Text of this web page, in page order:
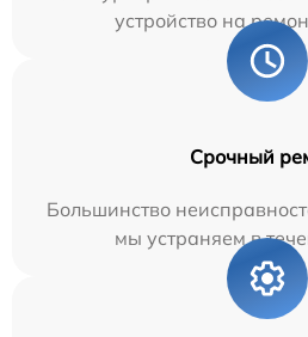
устройство на
Срочный
Большинство
мы устраняем в